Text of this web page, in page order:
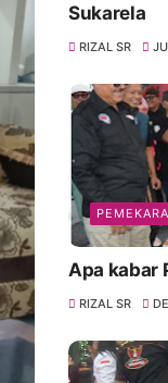
Sukarela
RIZAL SR
Apa kabar
RIZAL SR